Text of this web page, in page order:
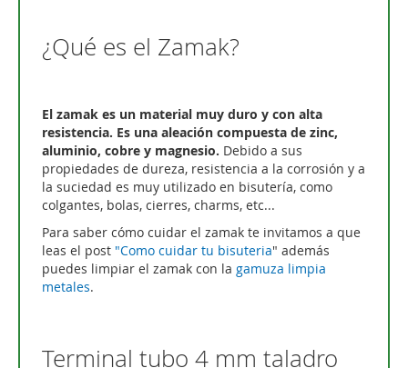
¿Qué es el Zamak?
El zamak es un material muy duro y con alta
resistencia. Es una aleación compuesta de zinc,
aluminio, cobre y magnesio. Debido a sus
propiedades de dureza, resistencia a la corrosión y a
la suciedad es muy utilizado en bisutería, como
colgantes, bolas, cierres, charms, etc...
Para saber cómo cuidar el zamak te invitamos a que
leas el post "Como cuidar tu bisuteria" además
puedes limpiar el zamak con lagamuza limpia
metales.
Terminal tubo 4 mm taladro